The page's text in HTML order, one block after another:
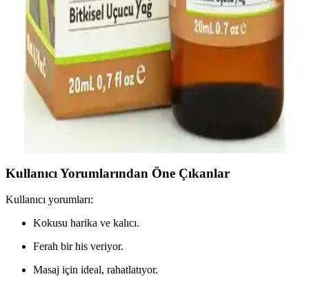
Lavanta içeren doğal duş jeli, cildi yatıştırır, ruhu rahatlatır ve
kimyasal içeriklere karşı doğal bir alternatif sunar. Günlük
kullanımda ferahlatıcı ve sakinleştirici etkileriyle öne çıkar.
Arifoğlu Vanilya Yağı 20 ml Doğal Cilt ve Saç
Bakımı İçin Güvenilir Bir Seçenek
Arifoğlu Vanilya Yağı, doğal içerikleriyle cilt ve saç sağlığını
destekler, hoş vanilya kokusu ve aromaterapi özellikleriyle öne çıkar,
uzun süre kalıcılık sağlar ve doğal bakım arayanlar için ideal bir
Kullanıcı Yorumlarından Öne Çıkanlar
Kullanıcı yorumları:
Kokusu harika ve kalıcı.
Ferah bir his veriyor.
Masaj için ideal, rahatlatıyor.